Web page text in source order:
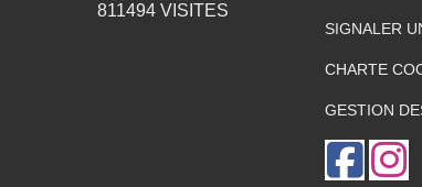
811494VISITES
SIGNALER
CHARTE
GESTION